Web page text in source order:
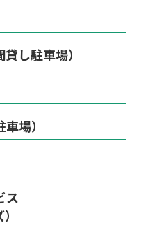
し駐車場）
場）
ス